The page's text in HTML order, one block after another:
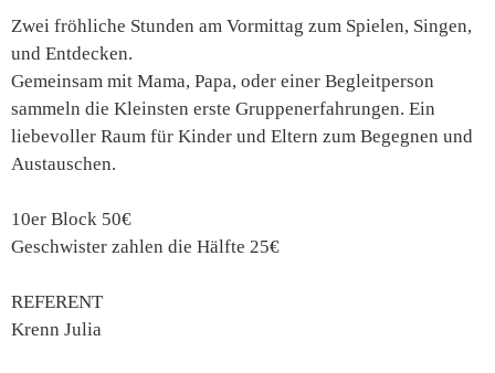
Zwei fröhliche Stunden am Vormittag zum Spielen, Singen,
und Entdecken.
Gemeinsam mit Mama, Papa, oder einer Begleitperson
sammeln die Kleinsten erste Gruppenerfahrungen. Ein
liebevoller Raum für Kinder und Eltern zum Begegnen und
Austauschen.
10er Block 50€
Geschwister zahlen die Hälfte 25€
REFERENT
Krenn Julia